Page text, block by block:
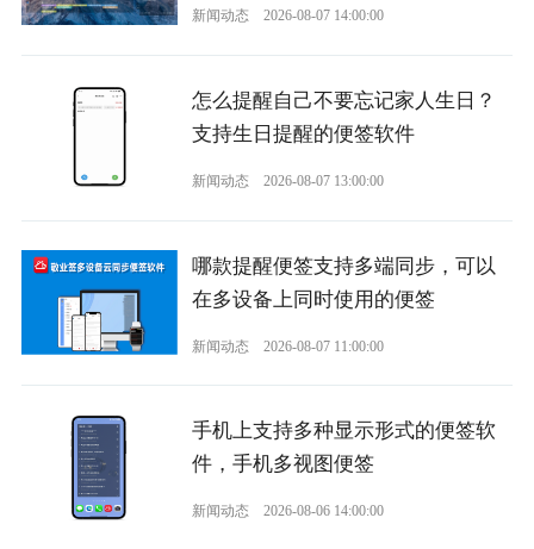
新闻动态 2026-08-07 14:00:00
怎么提醒自己不要忘记家人生日？
支持生日提醒的便签软件
新闻动态 2026-08-07 13:00:00
哪款提醒便签支持多端同步，可以
在多设备上同时使用的便签
新闻动态 2026-08-07 11:00:00
手机上支持多种显示形式的便签软
件，手机多视图便签
新闻动态 2026-08-06 14:00:00